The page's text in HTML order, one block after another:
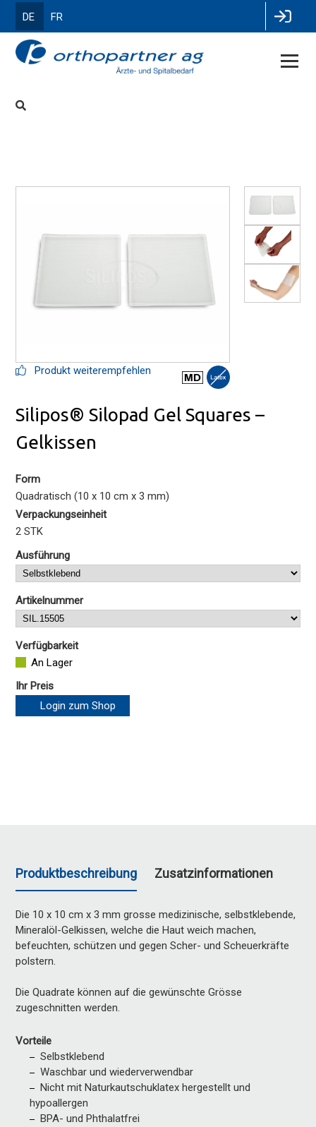
DE FR
Produkt weiterempfehlen
Silipos® Silopad Gel Squares –
Gelkissen
Form
Quadratisch (10 x 10 cm x 3 mm)
Verpackungseinheit
2 STK
Ausführung
Artikelnummer
Verfügbarkeit
An Lager
Ihr Preis
Login zum Shop
Produktbeschreibung Zusatzinformationen
Die 10 x 10 cm x 3 mm grosse medizinische, selbstklebende,
Mineralöl-Gelkissen, welche die Haut weich machen,
befeuchten, schützen und gegen Scher- und Scheuerkräfte
polstern.
Die Quadrate können auf die gewünschte Grösse
zugeschnitten werden.
Vorteile
Selbstklebend
Waschbar und wiederverwendbar
Nicht mit Naturkautschuklatex hergestellt und
hypoallergen
BPA- und Phthalatfrei